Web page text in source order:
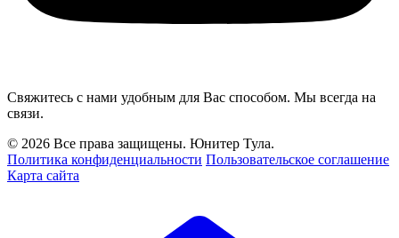
Свяжитесь с нами удобным для Вас способом. Мы всегда на
связи.
© 2026 Все права защищены. Юнитер Тула.
Политика конфиденциальности Пользовательское соглашение
Карта сайта